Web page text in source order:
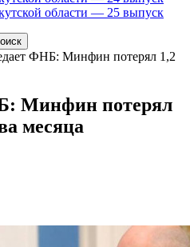
области — 25 выпуск
ФНБ: Минфин потерял 1,2
Минфин потерял
месяца